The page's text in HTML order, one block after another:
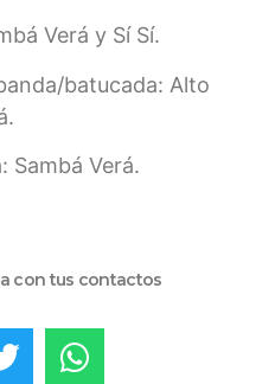
Verá y Sí Sí.
batucada: Alto
Sambá Verá.
con tus contactos